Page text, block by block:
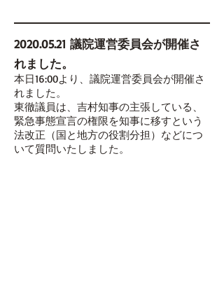
2020.05.21 議院運営委員会が開催さ
れました。
本日16:00より、議院運営委員会が開催さ
れました。
東徹議員は、吉村知事の主張している、
緊急事態宣言の権限を知事に移すという
法改正（国と地方の役割分担）などにつ
いて質問いたしました。